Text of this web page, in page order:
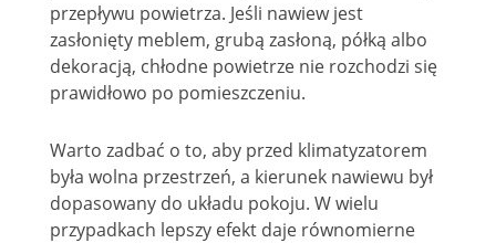
przepływu powietrza. Jeśli nawiew jest
zasłonięty meblem, grubą zasłoną, półką albo
dekoracją, chłodne powietrze nie rozchodzi się
prawidłowo po pomieszczeniu.
Warto zadbać o to, aby przed klimatyzatorem
była wolna przestrzeń, a kierunek nawiewu był
dopasowany do układu pokoju. W wielu
przypadkach lepszy efekt daje równomierne